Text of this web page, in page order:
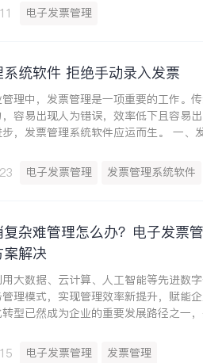
电子发票管理
统软件 拒绝手动录入发票
理中，发票管理是一项重要的工作。
容易出现人为错误，效率低下且容易
票管理系统软件应运而生。 一、发票管理系统软
电子发票管理 发票管理系统软件
杂难管理怎么办？电子发票
解决
大数据、云计算、人工智能等先进数
理模式，实现管理效率新提升，赋能
型已然成为企业的重要发展路径之一
电子发票管理 发票管理